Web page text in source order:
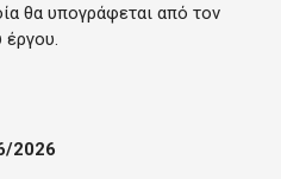
θα υπογράφεται από τον
έργου.
2026